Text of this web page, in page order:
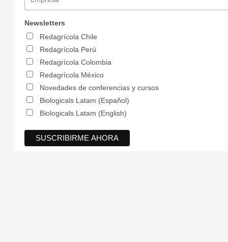
Newsletters
Redagrícola Chile
Redagrícola Perú
Redagrícola Colombia
Redagrícola México
Novedades de conferencias y cursos
Biologicals Latam (Español)
Biologicals Latam (English)